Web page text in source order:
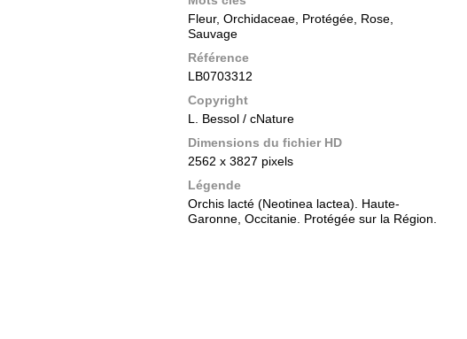
Fleur, Orchidaceae, Protégée, Rose,
Sauvage
Référence
LB0703312
Copyright
L. Bessol / cNature
Dimensions du fichier HD
2562 x 3827 pixels
Légende
Orchis lacté (Neotinea lactea). Haute-
Garonne, Occitanie. Protégée sur la Région.